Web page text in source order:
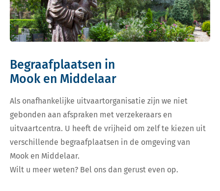
Begraafplaatsen in
Mook en Middelaar
Als onafhankelijke uitvaartorganisatie zijn we niet
gebonden aan afspraken met verzekeraars en
uitvaartcentra. U heeft de vrijheid om zelf te kiezen uit
verschillende begraafplaatsen in de omgeving van
Mook en Middelaar.
Wilt u meer weten? Bel ons dan gerust even op.